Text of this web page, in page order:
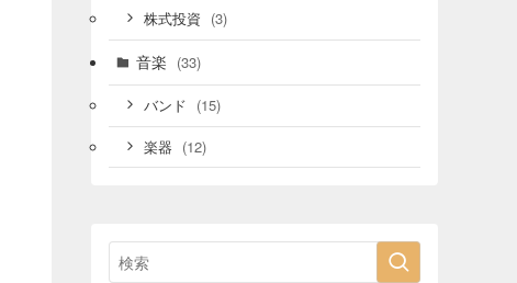
株式投資 (3)
音楽 (33)
バンド (15)
楽器 (12)